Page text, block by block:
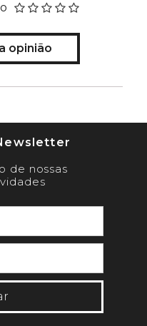
opinião
de nossas